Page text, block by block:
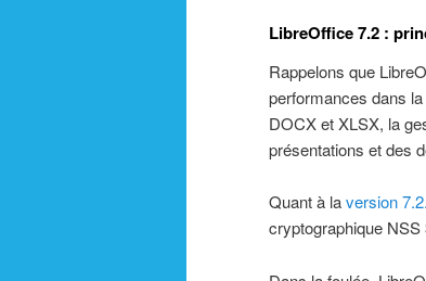
LibreOffice 7.2 :
Rappelons que
performances dans la
DOCX et XLSX, la
présentations et des
Quant à laversion
cryptographique